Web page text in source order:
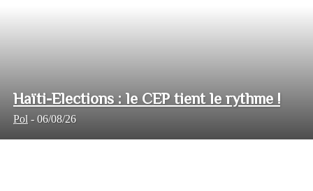
Haïti-Elections : le CEP tient le rythme !
Pol - 06/08/26